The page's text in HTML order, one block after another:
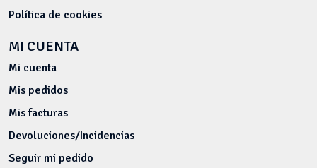
Política de cookies
MI CUENTA
Mi cuenta
Mis pedidos
Mis facturas
Devoluciones/Incidencias
Seguir mi pedido